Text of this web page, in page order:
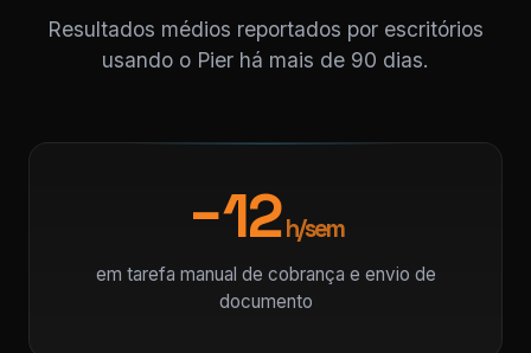
Resultados médios reportados por escritórios
usando o Pier há mais de 90 dias.
−12h/sem
em tarefa manual de cobrança e envio de
documento